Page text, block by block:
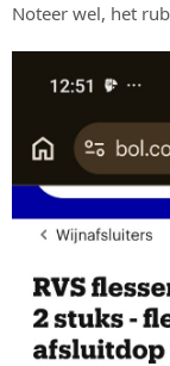
Noteer wel, het